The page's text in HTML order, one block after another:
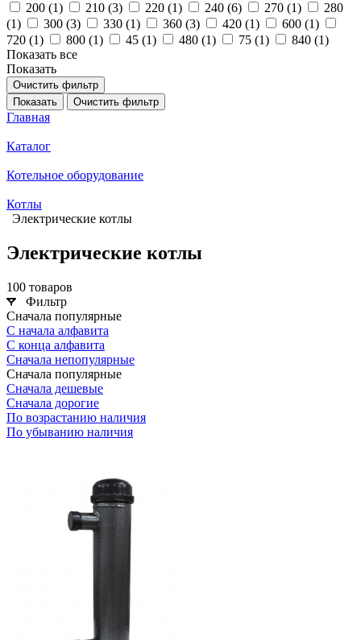
200 (1) 210 (3) 220 (1) 240 (6) 270 (1)
280
(1) 300 (3) 330 (1) 360 (3) 420 (1) 600 (1)
720 (1) 800 (1) 45 (1) 480 (1) 75 (1) 840 (1)
Показать все
Показать
Очистить фильтр
Показать
Очистить фильтр
Главная
Каталог
Котельное оборудование
Котлы
Электрические котлы
Электрические котлы
100 товаров
Фильтр
Сначала популярные
С начала алфавита
С конца алфавита
Сначала непопулярные
Сначала популярные
Сначала дешевые
Сначала дорогие
По возрастанию наличия
По убыванию наличия